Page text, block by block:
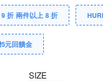
折 兩件以上 8 折
元回饋金
SIZE